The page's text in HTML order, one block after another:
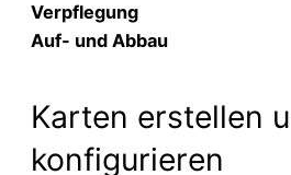
Verpflegung
Auf- und Abbau
Karten erstellen
konfigurieren